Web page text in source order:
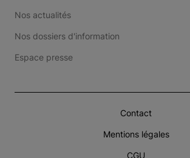
Nos actualités
Nos dossiers d'information
Espace presse
Contact
Mentions légales
CGU